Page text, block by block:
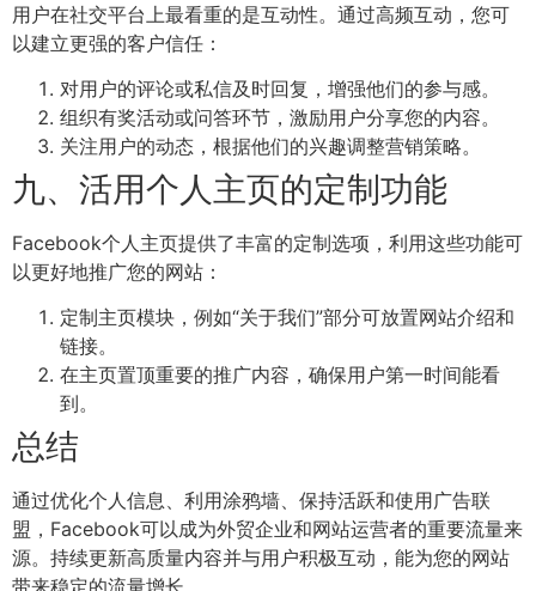
用户在社交平台上最看重的是互动性。通过高频互动，您可
以建立更强的客户信任：
对用户的评论或私信及时回复，增强他们的参与感。
组织有奖活动或问答环节，激励用户分享您的内容。
关注用户的动态，根据他们的兴趣调整营销策略。
九、活用个人主页的定制功能
Facebook个人主页提供了丰富的定制选项，利用这些功能可
以更好地推广您的网站：
定制主页模块，例如“关于我们”部分可放置网站介绍和
链接。
在主页置顶重要的推广内容，确保用户第一时间能看
到。
总结
通过优化个人信息、利用涂鸦墙、保持活跃和使用广告联
盟，Facebook可以成为外贸企业和网站运营者的重要流量来
源。持续更新高质量内容并与用户积极互动，能为您的网站